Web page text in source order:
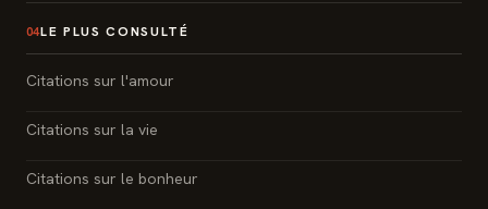
04LE PLUS CONSULTÉ
Citations sur l'amour
Citations sur la vie
Citations sur le bonheur